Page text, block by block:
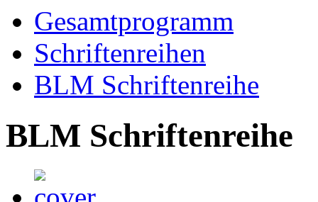
Gesamtprogramm
Schriftenreihen
BLM Schriftenreihe
BLM Schriftenreihe